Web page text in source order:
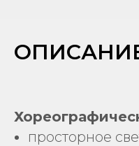
просторное